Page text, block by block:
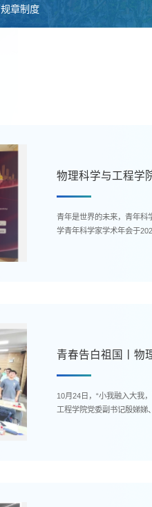
规章制度
物理科学与工程学
青年是世界的未来，青年科
学青年科学家学术年会于
青春告白祖国丨
10月24日，“小我融入大我
工程学院党委副书记殷娣娣